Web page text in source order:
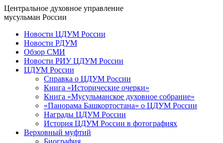
Центральное духовное управление
мусульман России
Новости ЦДУМ России
Новости РДУМ
Обзор СМИ
Новости РИУ ЦДУМ России
ЦДУМ России
Справка о ЦДУМ России
Книга «Исторические очерки»
Книга «Мусульманское духовное собрание»
«Панорама Башкортостана» о ЦДУМ России
Награды ЦДУМ России
История ЦДУМ России в фотографиях
Верховный муфтий
Биография